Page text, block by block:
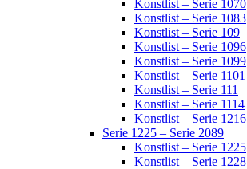
Konstlist – Serie 1070
Konstlist – Serie 1083
Konstlist – Serie 109
Konstlist – Serie 1096
Konstlist – Serie 1099
Konstlist – Serie 1101
Konstlist – Serie 111
Konstlist – Serie 1114
Konstlist – Serie 1216
Serie 1225 – Serie 2089
Konstlist – Serie 1225
Konstlist – Serie 1228